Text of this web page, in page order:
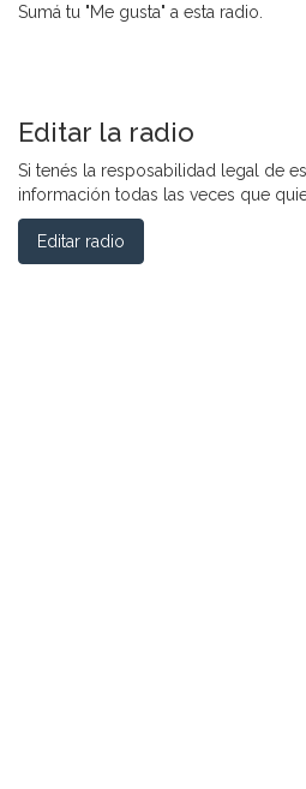
Sumá tu "Me gusta" a esta radio.
Editar la radio
Si tenés la resposabilidad legal de
información todas las veces que
Editar radio